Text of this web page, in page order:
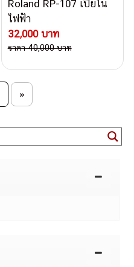
Roland RP-107 เปียโน
ไฟฟ้า
32,000 บาท
ราคา 40,000 บาท
»